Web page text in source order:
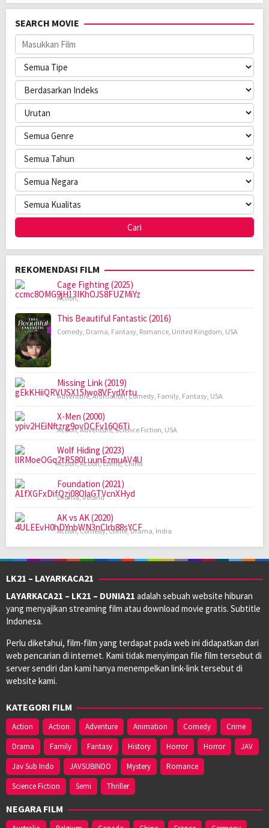
SEARCH MOVIE
REKOMENDASI FILM
Cage Fighting (2025)
Action,
This Beautiful Fantastic (2016)
Comedy, Drama, Fantasy, Romance, United Kingdom, USA
Missing Link (2019)
Adventure,Animation, Comedy, Family, Fantasy, USA
X-Men (2000)
Action,Adventure,Science Fiction, USA
Wolf Hiding (2023)
Action,Action,Crime,China
Foundation (2021)
Drama,Ireland
AK vs AK (2020)
Action,Comedy,Crime,Drama, India
LK21 – LAYARKACA21
LAYARKACA21 – LK21 – DUNIA21 adalah sebuah website hiburan
yang menyajikan streaming film atau download movie gratis. Subtitle
Indonesa.
Perlu diketahui, film-film yang terdapat pada web ini didapatkan dari
web pencarian di internet. Kami tidak menyimpan file film tersebut di
server sendiri dan kami hanya menempelkan link-link tersebut di
website kami.
KATEGORI FILM
Action Action Adventure Animation Comedy
Crime
Drama
Family Fantasy History Horror Horror
JAV
Jav Sub Indo
JAVSUBINDO Mystery
Romance
Science Fiction
Semi Thriller
NEGARA FILM